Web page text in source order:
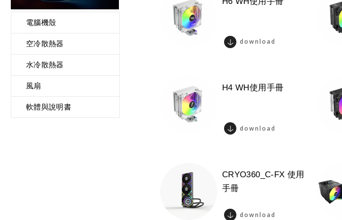
電腦機殼
空冷散熱器
水冷散熱器
風扇
軟體與說明書
download
H4 WH使用手冊
download
CRYO360_C-FX 使用
手冊
download